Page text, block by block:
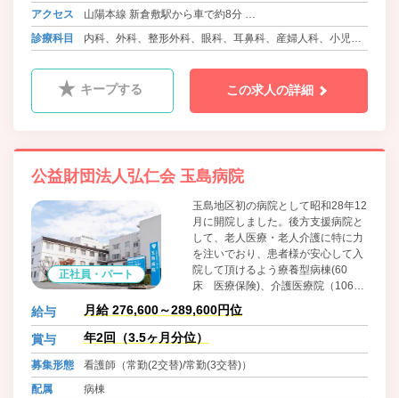
わせて２４時間３６５日ご利用して
いただける小規模多機能型居宅介護
事業所もございます。
アクセス
山陽本線 新倉敷駅から車で約8分
バス 両備バス ハーバーアイランド線 押上 徒歩6分
診療科目
内科、外科、整形外科、眼科、耳鼻科、産婦人科、小児
キープする この求人の詳細
公益財団法人弘仁会 玉島病院
正社員・パート
玉島地区初の病院として昭和28年12
月に開院しました。後方支援病院と
して、老人医療・老人介護に特に力
を注いでおり、患者様が安心して入
院して頂けるよう療養型病棟(60
床 医療保険)、介護医療院（106床
介護保険）があります。在宅患者様
へ向けては、通所リハビリ・訪問看
護ステーション・ショートステイ・
けます。また、認知症状のある方が
少人数で共同生活を送るグループホ
給与 月給 276,600～289,600円位
賞与 年2回（3.5ヶ月分位）
募集形態
看護師（常勤(2交替)/常勤(3交替)）
配属
病棟